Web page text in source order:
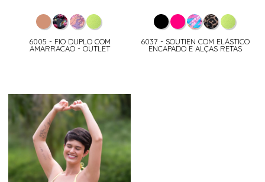
6005 - FIO DUPLO COM
AMARRACAO - OUTLET
6037 - SOUTIEN COM ELÁSTICO
ENCAPADO E ALÇAS RETAS